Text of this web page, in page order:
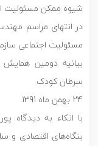
شیوه ممکن مسئولیت
در انتهای مراسم
مسئولیت اجتماعی
بیانیه دومین
سرطان کودک
24 بهمن ماه 1391
با اتکاء به دیدگاه
بنگاه‌های اقتصادی و